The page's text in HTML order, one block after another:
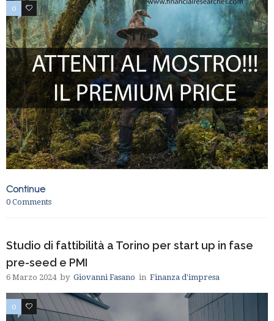
0 0
Continue
0 Comments
Studio di fattibilità a Torino per start up in fase
pre-seed e PMI
6 Marzo 2024 by Giovanni Fasano in Finanza d'impresa
0 0